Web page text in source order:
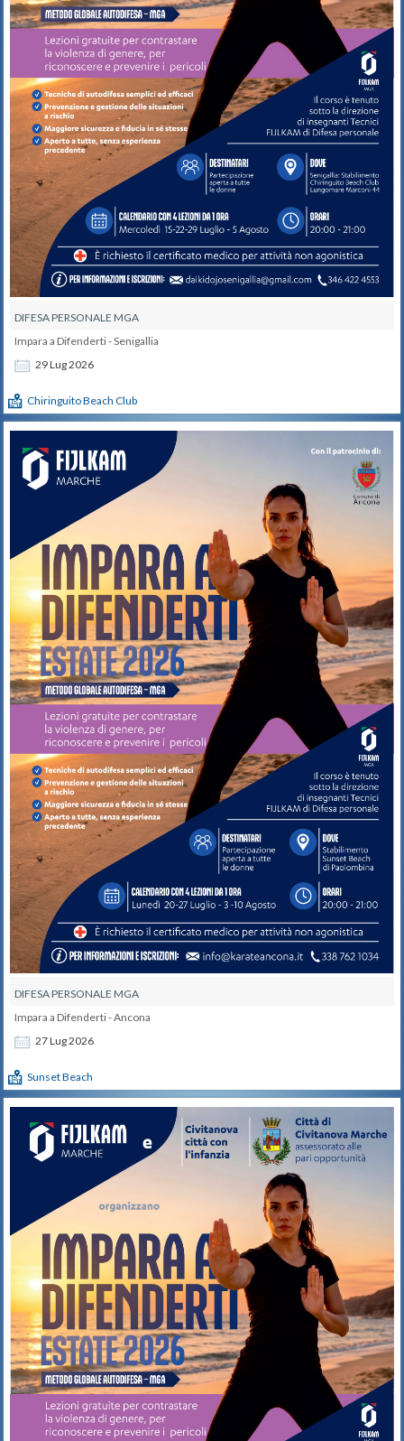
DIFESA PERSONALE MGA
29Lug2026
Impara a Difenderti - Senigallia
Chiringuito Beach Club
DIFESA PERSONALE MGA
27Lug2026
Impara a Difenderti - Ancona
Sunset Beach